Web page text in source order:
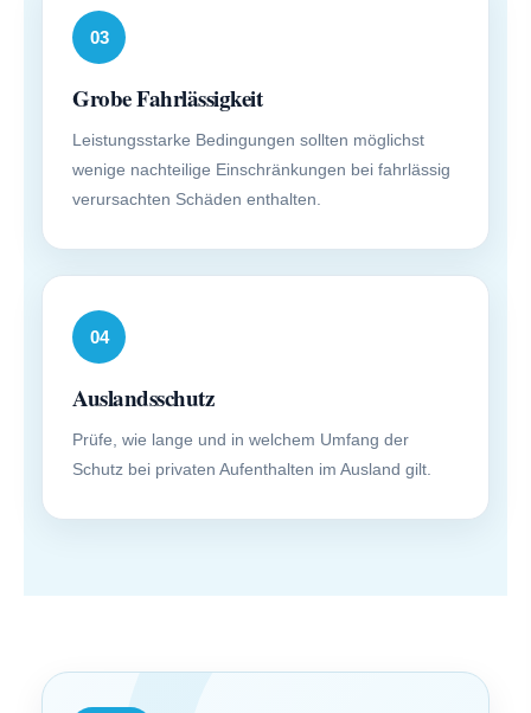
03
Grobe Fahrlässigkeit
Leistungsstarke Bedingungen sollten möglichst
wenige nachteilige Einschränkungen bei fahrlässig
verursachten Schäden enthalten.
04
Auslandsschutz
Prüfe, wie lange und in welchem Umfang der
Schutz bei privaten Aufenthalten im Ausland gilt.